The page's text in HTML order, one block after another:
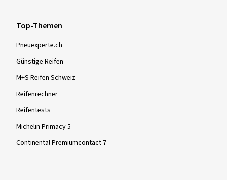
Top-Themen
Pneuexperte.ch
Günstige Reifen
M+S Reifen Schweiz
Reifenrechner
Reifentests
Michelin Primacy 5
Continental Premiumcontact 7